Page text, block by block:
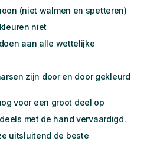
(niet walmen en spetteren)
niet
aan alle wettelijke
zijn door en door gekleurd
voor een groot deel op
met de hand vervaardigd.
uitsluitend de beste